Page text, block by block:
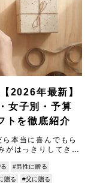
2026年最新】
女子別・予算
トを徹底紹介
本当に喜んでもら
がはっきりしてきた
#男性に贈る
贈る #父に贈る